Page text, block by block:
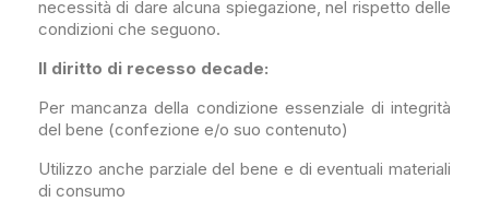
necessità di dare alcuna spiegazione, nel rispetto delle
condizioni che seguono.
Il diritto di recesso decade:
Per mancanza della condizione essenziale di integrità
del bene (confezione e/o suo contenuto)
Utilizzo anche parziale del bene e di eventuali materiali
di consumo